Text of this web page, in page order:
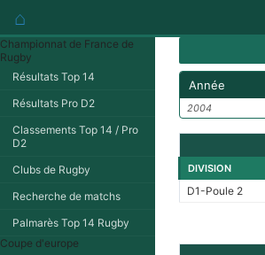
⌂
Championnat de France de
Rugby
Résultats Top 14
Résultats Pro D2
Classements Top 14 / Pro
D2
Clubs de Rugby
Recherche de matchs
Palmarès Top 14 Rugby
Coupe d'europe
Année
2004
DIVISION
D1-Poule 2